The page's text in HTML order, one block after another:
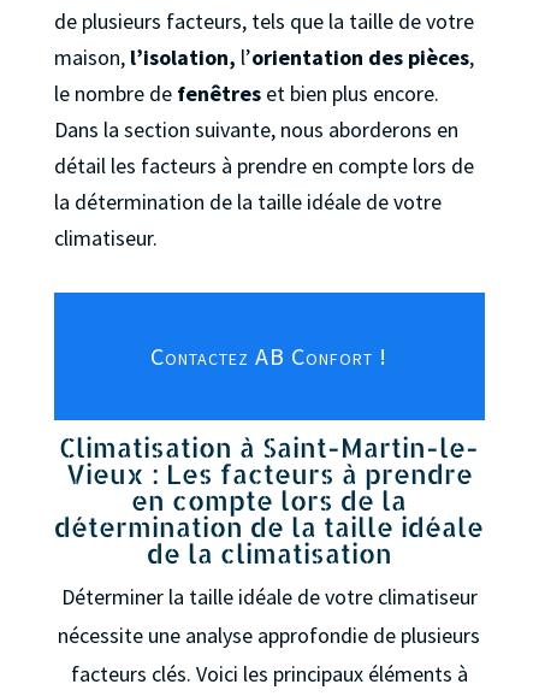
de plusieurs facteurs, tels que la taille de votre
maison, l’isolation, l’orientation des pièces,
le nombre de fenêtreset bien plus encore.
Dans la section suivante, nous aborderons en
détail les facteurs à prendre en compte lors de
la détermination de la taille idéale de votre
climatiseur.
Contactez AB Confort !
Climatisation à Saint-Martin-le-
Vieux : Les facteurs à prendre
en compte lors de la
détermination de la taille idéale
de la climatisation
Déterminer la taille idéale de votre climatiseur
nécessite une analyse approfondie de plusieurs
facteurs clés. Voici les principaux éléments à